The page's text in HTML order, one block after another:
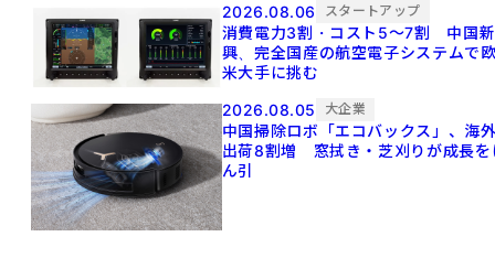
2026.08.06 スタートアップ
消費電力3割・コスト5〜7割 中国新
興、完全国産の航空電子システムで
米大手に挑む
2026.08.05
大企業
中国掃除ロボ「エコバックス」、海
出荷8割増 窓拭き・芝刈りが成長を
ん引